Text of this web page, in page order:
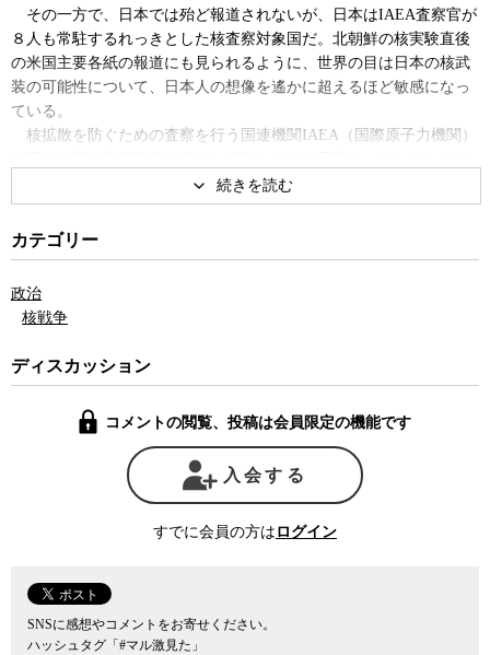
その一方で、日本では殆ど報道されないが、日本はIAEA査察官が
８人も常駐するれっきとした核査察対象国だ。北朝鮮の核実験直後
の米国主要各紙の報道にも見られるように、世界の目は日本の核武
装の可能性について、日本人の想像を遙かに超えるほど敏感になっ
ている。
核拡散を防ぐための査察を行う国連機関IAEA（国際原子力機関）
という組織が、戦後日本とドイツの核武装を防ぐことを最大の目的
に結成された組織であることを、日本人の多くが正確に認識できて
いないのではないかとの疑問を呈する。
吉田氏は、日本の核保有が技術的には可能だとしても、万が一日
を伴うと言う。日本が核兵器を保有するためにはNPT（核拡散防止
条約）を脱退する必要があるが、その際に起きるだろう国連安保理
が耐えられるはずがないというのだ。
張しているのか、と吉田氏は訝る。
また、吉田氏は、北朝鮮の関心は「一にも二にもアメリカ」であ
り、今回の核実験は米朝二国間協議を実現させ、将来的にはアメリ
カとの国交正常化をするための手段に過ぎないとの見方を示したう
えで、視聴率目的で情緒的な北朝鮮脅威論を煽るメディア報道に苦
うな意味を持つのか。日本は今後北の核の脅威にどう対応していく
べきなのか。吉田氏と共に考えた。
カテゴリー
政治
核戦争
ディスカッション
コメントの閲覧、投稿は会員限定の機能です
入会する
すでに会員の方は ログイン
SNSに感想やコメントをお寄せください。
ハッシュタグ「#マル激見た」